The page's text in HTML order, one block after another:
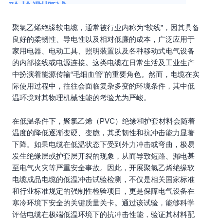
验检测概述
聚氯乙烯绝缘软电缆，通常被行业内称为“软线”，因其具备
良好的柔韧性、导电性以及相对低廉的成本，广泛应用于
家用电器、电动工具、照明装置以及各种移动式电气设备
的内部接线或电源连接。这类电缆在日常生活及工业生产
中扮演着能源传输“毛细血管”的重要角色。然而，电缆在实
际使用过程中，往往会面临复杂多变的环境条件，其中低
温环境对其物理机械性能的考验尤为严峻。
在低温条件下，聚氯乙烯（PVC）绝缘和护套材料会随着
温度的降低逐渐变硬、变脆，其柔韧性和抗冲击能力显著
下降。如果电缆在低温状态下受到外力冲击或弯曲，极易
发生绝缘层或护套层开裂的现象，从而导致短路、漏电甚
至电气火灾等严重安全事故。因此，开展聚氯乙烯绝缘软
电缆成品电缆的低温冲击试验检测，不仅是相关国家标准
和行业标准规定的强制性检验项目，更是保障电气设备在
寒冷环境下安全的关键质量关卡。通过该试验，能够科学
评估电缆在极端低温环境下的抗冲击性能，验证其材料配